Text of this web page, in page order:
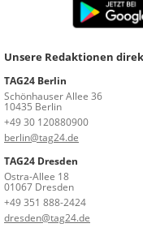
Unsere Redaktionen
TAG24 Berlin
Schönhauser Allee 36
10435 Berlin
+49 30 120880900
berlin@tag24.de
TAG24 Dresden
Ostra-Allee 18
01067 Dresden
+49 351 888-2424
dresden@tag24.de